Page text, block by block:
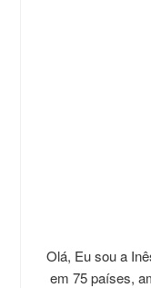
Olá, Eu sou a
em 75 países,